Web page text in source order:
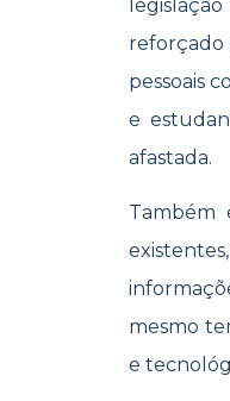
reforçado
pessoais
e
afastada.
Também
mesmo
e